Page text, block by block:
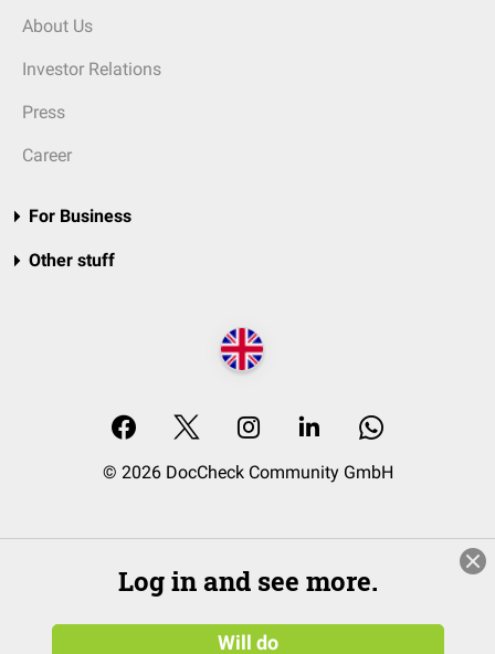
About Us
Investor Relations
Press
Career
For Business
Other stuff
© 2026 DocCheck Community GmbH
Log in and see more.
Will do